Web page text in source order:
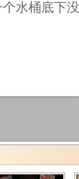
水桶底下